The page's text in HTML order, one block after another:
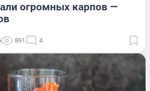
огромных карпов —
891 4